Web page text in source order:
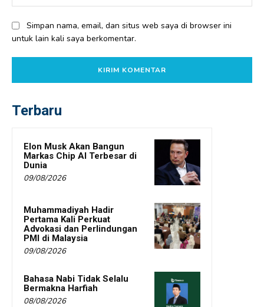
Simpan nama, email, dan situs web saya di browser ini
untuk lain kali saya berkomentar.
Terbaru
Elon Musk Akan Bangun
Markas Chip AI Terbesar di
Dunia
09/08/2026
Muhammadiyah Hadir
Pertama Kali Perkuat
Advokasi dan Perlindungan
PMI di Malaysia
09/08/2026
Bahasa Nabi Tidak Selalu
Bermakna Harfiah
08/08/2026